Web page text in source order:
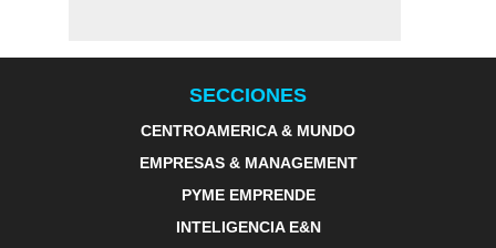
SECCIONES
CENTROAMERICA & MUNDO
EMPRESAS & MANAGEMENT
PYME EMPRENDE
INTELIGENCIA E&N